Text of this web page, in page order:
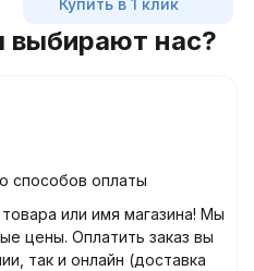
Купить в 1 клик
выбирают нас?
способов оплаты
или имя магазина! Мы
цены. Оплатить заказ вы
так и онлайн (доставка